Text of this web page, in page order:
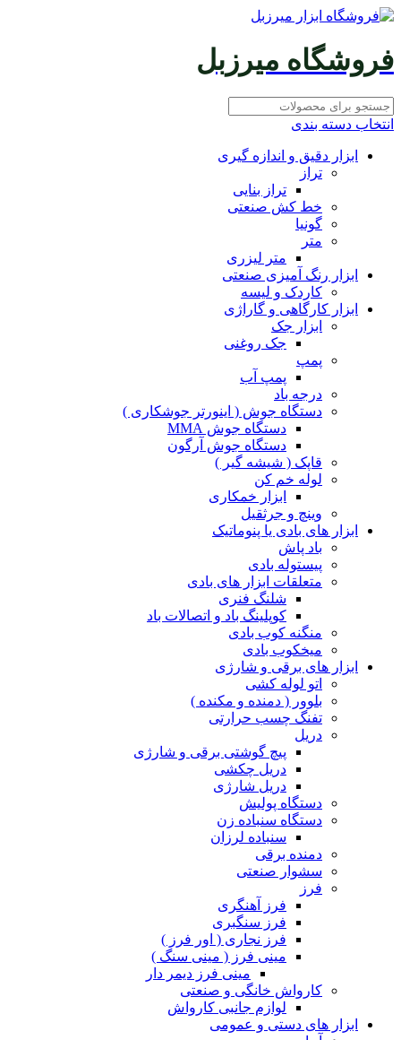
فروشگاه میرزبل
انتخاب دسته بندی
ابزار دقیق و اندازه گیری
تراز
تراز بنایی
خط کش صنعتی
گونیا
متر
متر لیزری
ابزار رنگ آمیزی صنعتی
کاردک و لیسه
ابزار کارگاهی و گاراژی
ابزار جک
جک روغنی
پمپ
پمپ آب
درجه باد
دستگاه جوش ( اینورتر جوشکاری )
دستگاه جوش MMA
دستگاه جوش آرگون
قاپک ( شیشه گیر )
لوله خم کن
ابزار خمکاری
وینچ و جرثقیل
ابزار های بادی یا پنوماتیک
باد پاش
پیستوله بادی
متعلقات ابزار های بادی
شلنگ فنری
کوپلینگ باد و اتصالات باد
منگنه کوب بادی
میخکوب بادی
ابزار های برقی و شارژی
اتو لوله کشی
بلوور ( دمنده و مکنده )
تفنگ چسب حرارتی
دریل
پیچ گوشتی برقی و شارژی
دریل چکشی
دریل شارژی
دستگاه پولیش
دستگاه سنباده زن
سنباده لرزان
دمنده برقی
سشوار صنعتی
فرز
فرز آهنگری
فرز سنگبری
فرز نجاری ( اور فرز )
مینی فرز ( مینی سنگ )
مینی فرز دیمر دار
کارواش خانگی و صنعتی
لوازم جانبی کارواش
ابزار های دستی و عمومی